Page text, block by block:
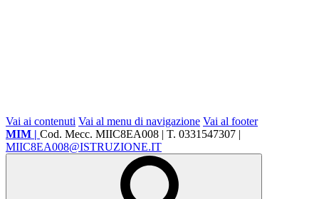
Vai ai contenuti Vai al menu di navigazione Vai al footer
MIM | Cod. Mecc. MIIC8EA008 | T. 0331547307 |
MIIC8EA008@ISTRUZIONE.IT